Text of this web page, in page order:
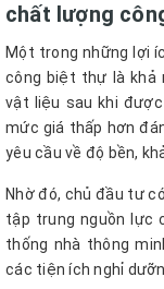
chất lượng
Một trong những lợi
công biệt thự là khả
vật liệu sau khi
mức giá thấp hơn
yêu cầu về độ bền,
Nhờ đó, chủ đầu tư
tập trung nguồn lực
thống nhà thông
các tiện ích nghỉ